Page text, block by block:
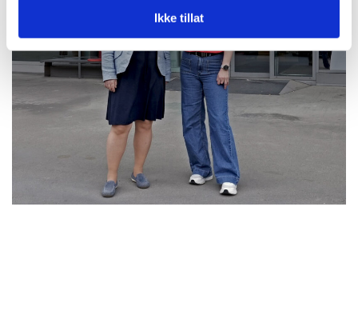
Ikke tillat